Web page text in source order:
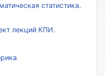
статистика.
лекций КПИ.